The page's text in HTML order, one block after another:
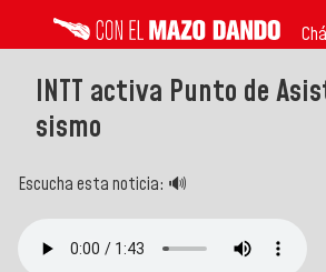
INTT activa Punto de
sismo
Escucha esta noticia: 🔊